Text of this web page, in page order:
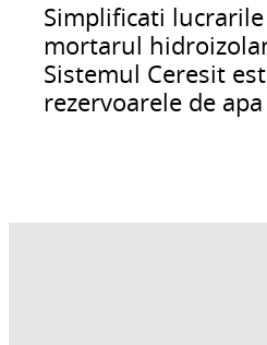
Simplificati
mortarul
Sistemul Ceresit
rezervoarele de